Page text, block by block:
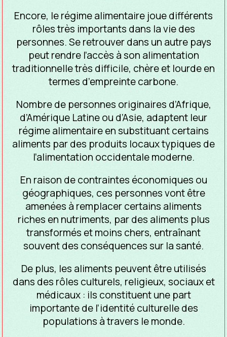
Encore, le régime alimentaire joue différents
rôles très importants dans la vie des
personnes. Se retrouver dans un autre pays
peut rendre l’accès à son alimentation
traditionnelle très difficile, chère et lourde en
termes d’empreinte carbone.
Nombre de personnes originaires d’Afrique,
d’Amérique Latine ou d’Asie, adaptent leur
régime alimentaire en substituant certains
aliments par des produits locaux typiques de
l’alimentation occidentale moderne.
En raison de contraintes économiques ou
géographiques, ces personnes vont être
amenées à remplacer certains aliments
riches en nutriments, par des aliments plus
transformés et moins chers, entraînant
souvent des conséquences sur la santé.
De plus, les aliments peuvent être utilisés
dans des rôles culturels, religieux, sociaux et
médicaux : ils constituent une part
importante de l’identité culturelle des
populations à travers le monde.